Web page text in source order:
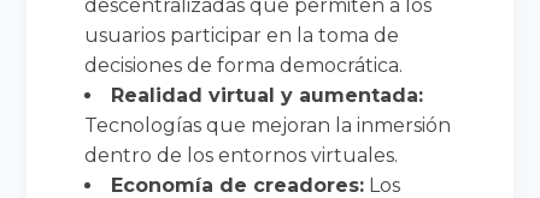
descentralizadas que permiten a los
usuarios participar en la toma de
decisiones de forma democrática.
Realidad virtual y aumentada:
Tecnologías que mejoran la inmersión
dentro de los entornos virtuales.
Economía de creadores: Los